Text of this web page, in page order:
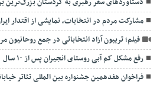
مشارکت مردم در انتخابات، نمایشی از اقتدار
فیلم؛ تریبون آزاد انتخاباتی در جمع روحانیون
رفع مشکل کم آبی روستای انجیران پس از ۱۰ سال
فراخوان هفدهمین جشنواره بین المللی تئاتر